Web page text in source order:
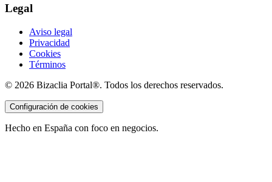
Legal
Aviso legal
Privacidad
Cookies
Términos
© 2026 Bizaclia Portal®. Todos los derechos reservados.
Configuración de cookies
Hecho en España con foco en negocios.